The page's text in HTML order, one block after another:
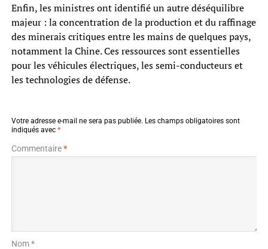
Enfin, les ministres ont identifié un autre déséquilibre
majeur : la concentration de la production et du raffinage
des minerais critiques entre les mains de quelques pays,
notamment la Chine. Ces ressources sont essentielles
pour les véhicules électriques, les semi-conducteurs et
les technologies de défense.
Votre adresse e-mail ne sera pas publiée. Les champs obligatoires sont
indiqués avec *
Commentaire*
Nom *